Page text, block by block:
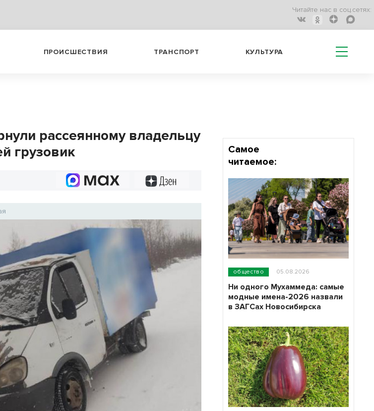
Читайте нас в соц.сетях:
ПРОИСШЕСТВИЯ ТРАНСПОРТ КУЛЬТУРА
рассеянному владельцу
грузовик
Самое
читаемое:
общество 05.08.2026
Ни одного Мухаммеда: самые
модные имена-2026 назвали
в ЗАГСах Новосибирска